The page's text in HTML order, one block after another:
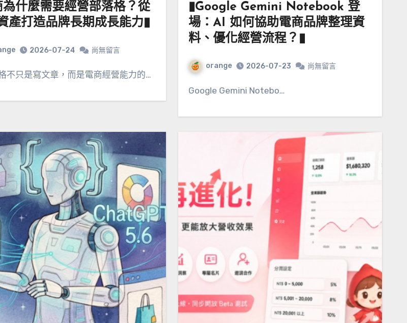
為什麼需要經營部落格？從
產打造品牌長期成長能力▮
2026-07-24 尚無留言
格不只是寫文章，而是電商經營能力的…
▮Google Gemini Notebook 登
場：AI 如何協助電商品牌整理資
料、優化經營流程？▮
orange 2026-07-23 尚無留言
Google Gemini Notebo…